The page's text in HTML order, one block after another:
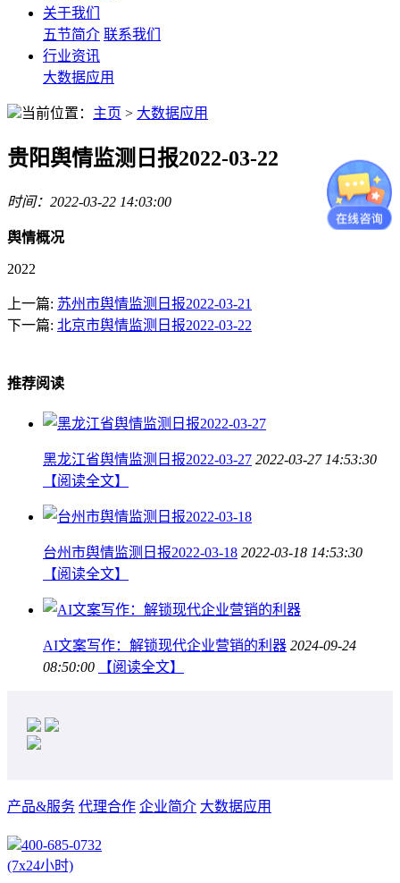
关于我们
五节简介 联系我们
行业资讯
大数据应用
当前位置： 主页 > 大数据应用
贵阳舆情监测日报2022-03-22
时间：2022-03-22 14:03:00
舆情概况
2022
上一篇: 苏州市舆情监测日报2022-03-21
下一篇: 北京市舆情监测日报2022-03-22
推荐阅读
黑龙江省舆情监测日报2022-03-27 2022-03-27 14:53:30
【阅读全文】
台州市舆情监测日报2022-03-18 2022-03-18 14:53:30
【阅读全文】
AI文案写作：解锁现代企业营销的利器 2024-09-24
08:50:00
【阅读全文】
产品&服务 代理合作 企业简介 大数据应用
400-685-0732
(7x24小时)